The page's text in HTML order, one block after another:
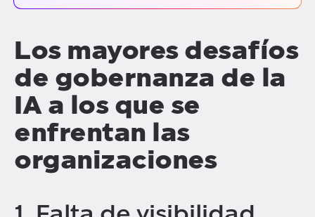
Los mayores desafíos
de gobernanza de la
IA a los que se
enfrentan las
organizaciones